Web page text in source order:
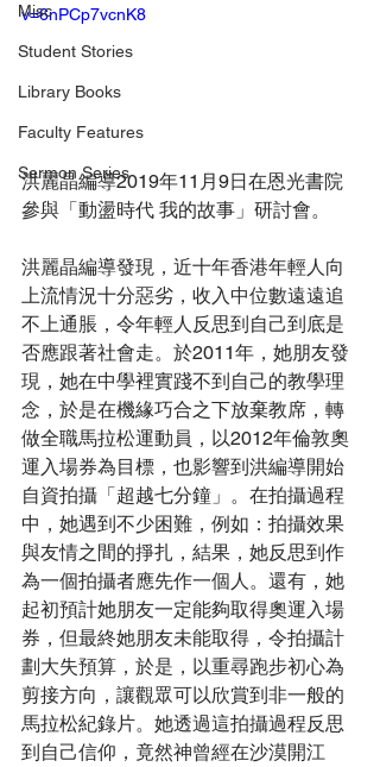
Misc
Student Stories
Library Books
Faculty Features
Sermon Series
v=6nPCp7vcnK8
洪麗晶編導2019年11月9日在恩光書院
參與「動盪時代 我的故事」研討會。
洪麗晶編導發現，近十年香港年輕人向
上流情況十分惡劣，收入中位數遠遠追
不上通脹，令年輕人反思到自己到底是
否應跟著社會走。於2011年，她朋友發
現，她在中學裡實踐不到自己的教學理
念，於是在機緣巧合之下放棄教席，轉
做全職馬拉松運動員，以2012年倫敦奧
運入場券為目標，也影響到洪編導開始
自資拍攝「超越七分鐘」。在拍攝過程
中，她遇到不少困難，例如：拍攝效果
與友情之間的掙扎，結果，她反思到作
為一個拍攝者應先作一個人。還有，她
起初預計她朋友一定能夠取得奧運入場
券，但最終她朋友未能取得，令拍攝計
劃大失預算，於是，以重尋跑步初心為
剪接方向，讓觀眾可以欣賞到非一般的
馬拉松紀錄片。她透過這拍攝過程反思
到自己信仰，竟然神曾經在沙漠開江